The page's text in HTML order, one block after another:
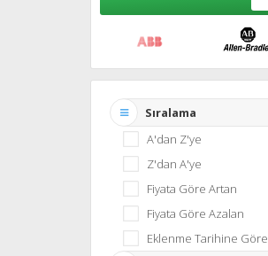
Sıralama
A'dan Z'ye
Z'dan A'ye
Fiyata Göre Artan
Fiyata Göre Azalan
Eklenme Tarihine Göre